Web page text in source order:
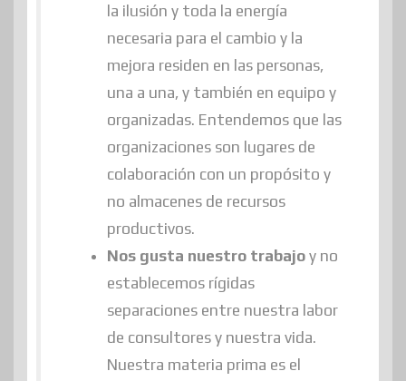
la ilusión y toda la energía
necesaria para el cambio y la
mejora residen en las personas,
una a una, y también en equipo y
organizadas. Entendemos que las
organizaciones son lugares de
colaboración con un propósito y
no almacenes de recursos
productivos.
Nos gusta nuestro trabajoy no
establecemos rígidas
separaciones entre nuestra labor
de consultores y nuestra vida.
Nuestra materia prima es el